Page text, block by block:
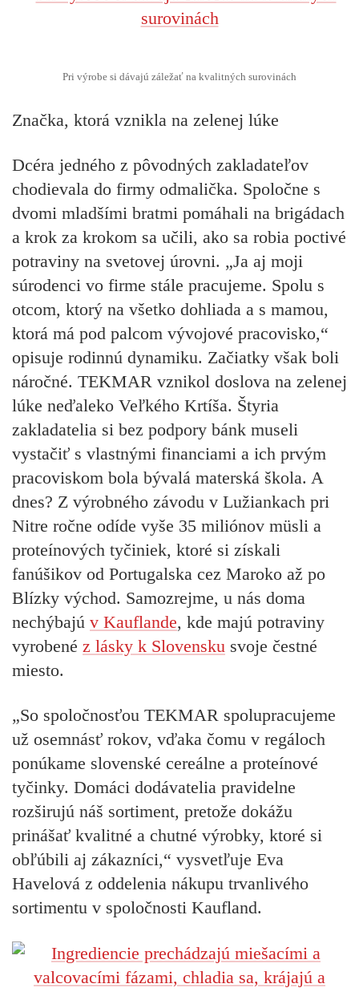
Pri výrobe si dávajú záležať na kvalitných surovinách
Značka, ktorá vznikla na zelenej lúke
Dcéra jedného z pôvodných zakladateľov
chodievala do firmy odmalička. Spoločne s
dvomi mladšími bratmi pomáhali na brigádach
a krok za krokom sa učili, ako sa robia poctivé
potraviny na svetovej úrovni. „Ja aj moji
súrodenci vo firme stále pracujeme. Spolu s
otcom, ktorý na všetko dohliada a s mamou,
ktorá má pod palcom vývojové pracovisko,“
opisuje rodinnú dynamiku. Začiatky však boli
náročné. TEKMAR vznikol doslova na zelenej
lúke neďaleko Veľkého Krtíša. Štyria
zakladatelia si bez podpory bánk museli
vystačiť s vlastnými financiami a ich prvým
pracoviskom bola bývalá materská škola. A
dnes? Z výrobného závodu v Lužiankach pri
Nitre ročne odíde vyše 35 miliónov müsli a
proteínových tyčiniek, ktoré si získali
fanúšikov od Portugalska cez Maroko až po
Blízky východ. Samozrejme, u nás doma
nechýbajú v Kauflande, kde majú potraviny
vyrobené z lásky k Slovensku svoje čestné
miesto.
„So spoločnosťou TEKMAR spolupracujeme
už osemnásť rokov, vďaka čomu v regáloch
ponúkame slovenské cereálne a proteínové
tyčinky. Domáci dodávatelia pravidelne
rozširujú náš sortiment, pretože dokážu
prinášať kvalitné a chutné výrobky, ktoré si
obľúbili aj zákazníci,“ vysvetľuje Eva
Havelová z oddelenia nákupu trvanlivého
sortimentu v spoločnosti Kaufland.